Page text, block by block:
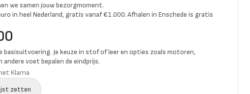
we samen jouw bezorgmoment.
in heel Nederland, gratis vanaf €1.000. Afhalen in Enschede is gratis
basisuitvoering. Je keuze in stof of leer en opties zoals motoren,
andere voet bepalen de eindprijs.
Klarna
zetten